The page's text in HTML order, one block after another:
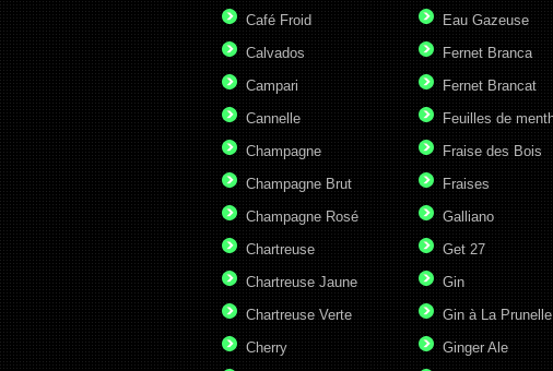
Café Froid
Calvados
Campari
Cannelle
Champagne
Champagne Brut
Champagne Rosé
Chartreuse
Chartreuse Jaune
Chartreuse Verte
Cherry
Eau Gazeuse
Fernet Branca
Fernet Brancat
Feuilles de
Fraise des Bois
Fraises
Galliano
Get 27
Gin
Gin à La Prunelle
Ginger Ale